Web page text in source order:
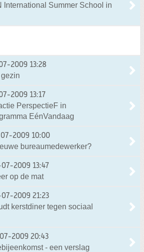
International Summer School in
2009 13:28
2009 13:17
PerspectieF in
EénVandaag
2009 10:00
bureaumedewerker?
2009 13:47
op de mat
2009 21:23
kerstdiner tegen sociaal
2009 20:43
- een verslag